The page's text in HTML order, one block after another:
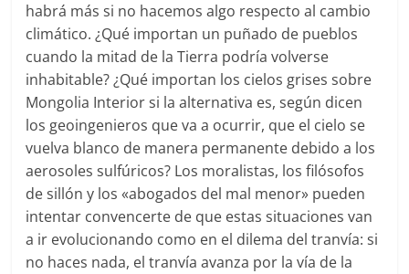
habrá más si no hacemos algo respecto al cambio
climático. ¿Qué importan un puñado de pueblos
cuando la mitad de la Tierra podría volverse
inhabitable? ¿Qué importan los cielos grises sobre
Mongolia Interior si la alternativa es, según dicen
los geoingenieros que va a ocurrir, que el cielo se
vuelva blanco de manera permanente debido a los
aerosoles sulfúricos? Los moralistas, los filósofos
de sillón y los «abogados del mal menor» pueden
intentar convencerte de que estas situaciones van
a ir evolucionando como en el dilema del tranvía: si
no haces nada, el tranvía avanza por la vía de la